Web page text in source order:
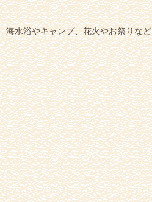
海水浴やキャンプ、花火やお祭りなど